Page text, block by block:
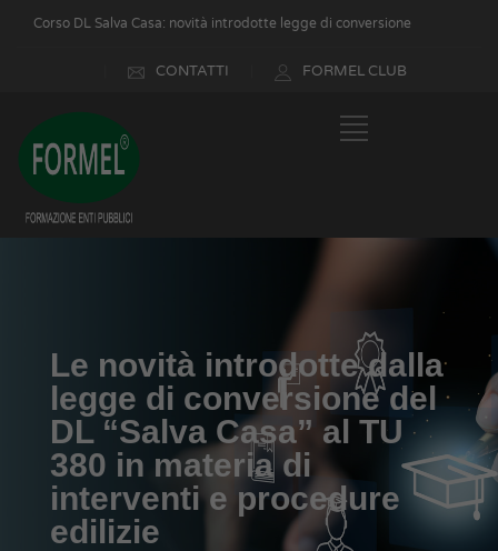
Corso DL Salva Casa: novità introdotte legge di conversione
CONTATTI FORMEL CLUB
Le novità introdotte dalla
legge di conversione del
DL “Salva Casa” al TU
380 in materia di
interventi e procedure
edilizie